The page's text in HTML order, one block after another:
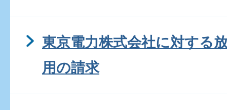
東京電力株式会社に対する
用の請求